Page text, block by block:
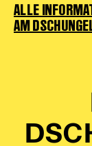
ALLE
AM